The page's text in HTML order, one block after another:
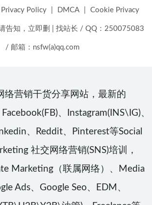
Privacy Policy DMCA Cookie Privacy
告知，立即删 找站长 / QQ：250075083
/ 邮箱：nsfw(a)qq.com
络营销干货分享网站，最新的
、Instagram(INS\IG)、
、Reddit、Pinterest等Social
社交网络营销(SNS)培训，
Marketing（联属网络）、Media
Ads、Google Seo、EDM、